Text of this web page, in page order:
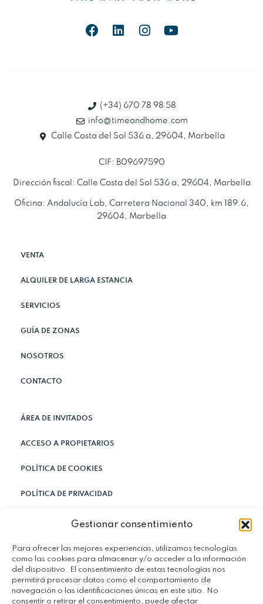
Gestionar consentimiento
Para ofrecer las mejores experiencias, utilizamos tecnologías
como las cookies para almacenar y/o acceder a la información
del dispositivo. El consentimiento de estas tecnologías nos
permitirá procesar datos como el comportamiento de
navegación o las identificaciones únicas en este sitio. No
consentir o retirar el consentimiento, puede afectar
(+34) 670 78 98 58
info@timeandhome.com
Calle Costa del Sol 536 a, 29604, Marbella
CIF: B09697590
Dirección fiscal: Calle Costa del Sol 536 a, 29604, Marbella
Oficina: Andalucía Lab, Carretera Nacional 340, km 189.6,
29604, Marbella
VENTA
ALQUILER DE LARGA ESTANCIA
SERVICIOS
GUÍA DE ZONAS
NOSOTROS
CONTACTO
ÁREA DE INVITADOS
ACCESO A PROPIETARIOS
POLÍTICA DE COOKIES
POLÍTICA DE PRIVACIDAD
TÉRMINOS Y CONDICIONES
VENDE O ALQUILE SU PROPIEDAD